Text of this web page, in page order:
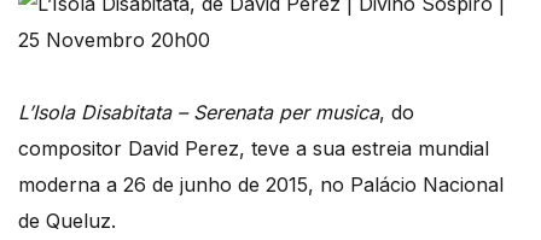
L’Isola Disabitata – Serenata per musica, do
compositor David Perez, teve a sua estreia mundial
moderna a 26 de junho de 2015, no Palácio Nacional
de Queluz.